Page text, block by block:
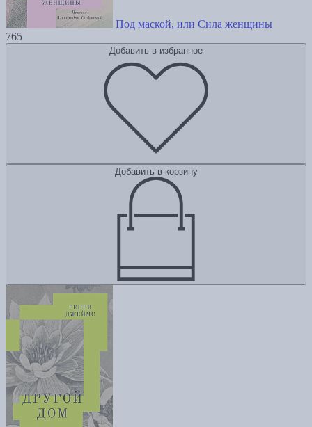
Под маской, или Сила женщины
765
Добавить в избранное
Добавить в корзину